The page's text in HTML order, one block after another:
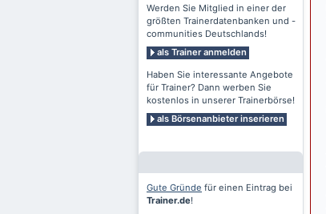
Werden Sie Mitglied in einer der
größten Trainerdatenbanken und -
communities Deutschlands!
als Trainer anmelden
Haben Sie interessante Angebote
für Trainer? Dann werben Sie
kostenlos in unserer Trainerbörse!
als Börsenanbieter inserieren
Gute Gründe für einen Eintrag bei
Trainer.de!